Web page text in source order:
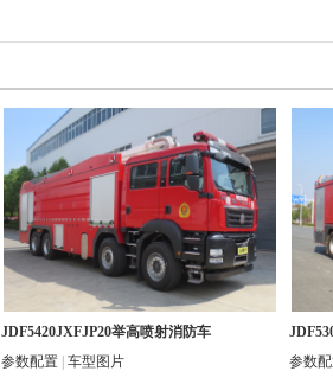
JDF5420JXFJP20举高喷射消防车
参数配置 车型图片
参数